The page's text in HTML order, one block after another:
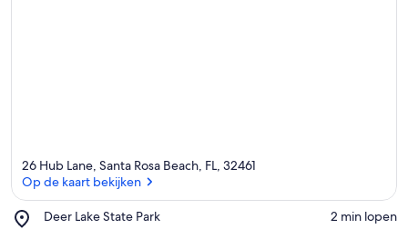
26 Hub Lane, Santa Rosa Beach, FL, 32461
Op de kaart bekijken
Deer Lake State Park
Place,
‪2 min lopen‬